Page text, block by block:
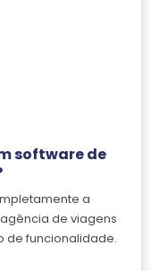
software de
a
de viagens
de funcionalidade.